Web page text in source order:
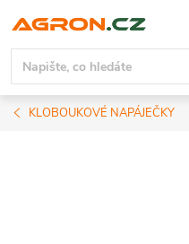
na
obsah
KLOBOUKOVÉ NAPÁJEČKY